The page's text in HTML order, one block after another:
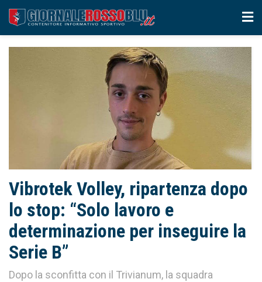
Vibrotek Volley, ripartenza dopo
lo stop: “Solo lavoro e
determinazione per inseguire la
Serie B”
Dopo la sconfitta con il Trivianum, la squadra